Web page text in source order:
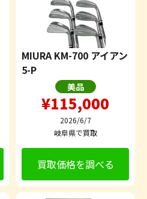
MIURA KM-700 アイアン
5-P
美品
¥115,000
2026/6/7
岐阜県で買取
買取価格を調べる